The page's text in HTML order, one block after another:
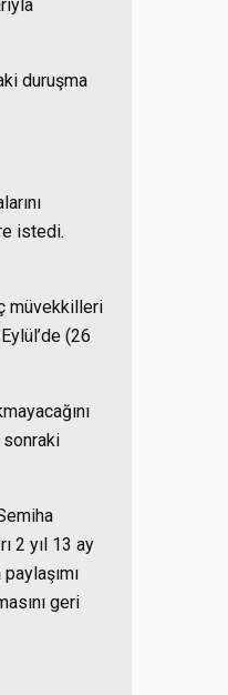
duruşma
istedi.
müvekkilleri
(26
sonraki
2 yıl 13 ay
geri